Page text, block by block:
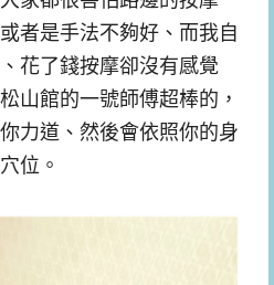
者是手法不夠好、而我自
花了錢按摩卻沒有感覺
山館的一號師傅超棒的，
力道、然後會依照你的身
位。